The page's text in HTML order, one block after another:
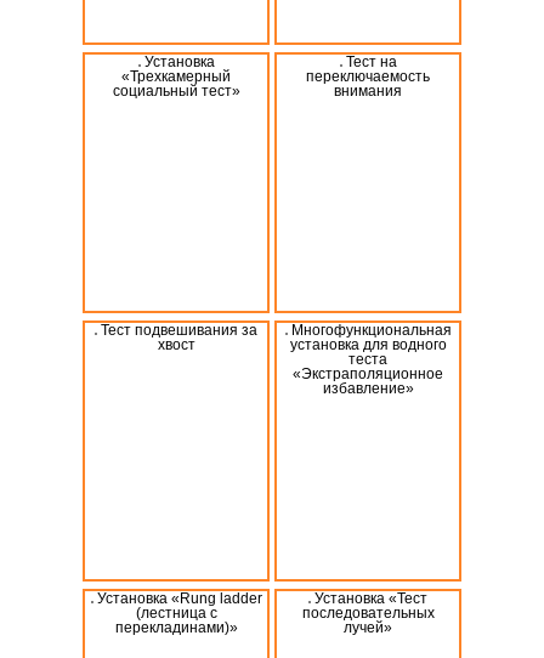
Установка
«Трехкамерный
социальный тест»
Тест на
переключаемость
внимания
Тест подвешивания за
хвост
Многофункциональная
установка для водного
теста
«Экстраполяционное
избавление»
Установка «Rung ladder
(лестница с
перекладинами)»
Установка «Тест
последовательных
лучей»